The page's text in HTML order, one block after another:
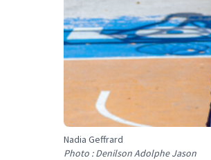
Nadia Geffrard
Photo : Denilson Adolphe Jason